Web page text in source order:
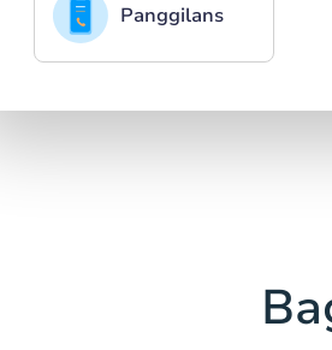
Panggilans